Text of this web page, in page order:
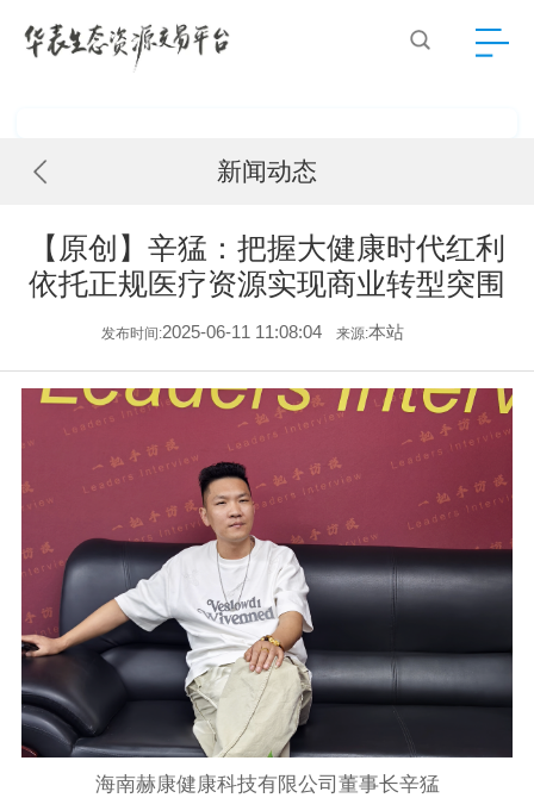
新闻动态
【原创】辛猛：把握大健康时代红利
依托正规医疗资源实现商业转型突围
发布时间:2025-06-11 11:08:04 来源:本站
海南赫康健康科技有限公司董事长辛猛